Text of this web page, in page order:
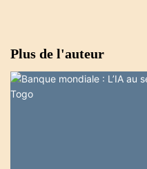
Plus de l'auteur